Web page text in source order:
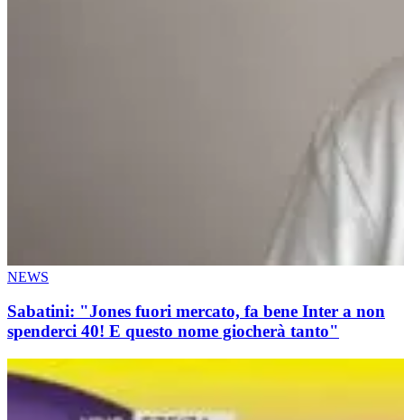
NEWS
Sabatini: "Jones fuori mercato, fa bene Inter a non
spenderci 40! E questo nome giocherà tanto"